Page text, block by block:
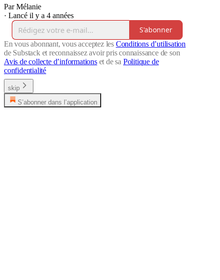
Par Mélanie
· Lancé il y a 4 années
S'abonner
En vous abonnant, vous acceptez les Conditions d’utilisation
de Substack et reconnaissez avoir pris connaissance de son
Avis de collecte d’informationset de sa Politique de
confidentialité
skip
S’abonner dans l’application